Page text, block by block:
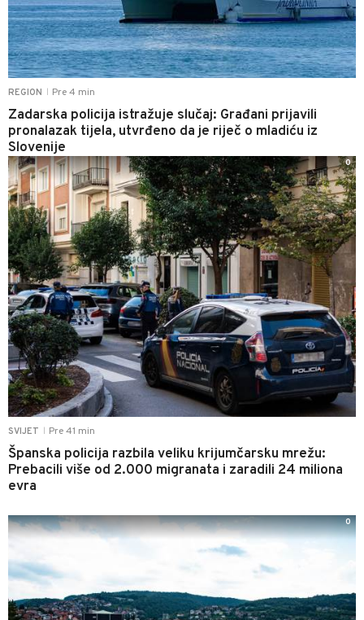
REGION Pre 4 min
Zadarska policija istražuje slučaj: Građani prijavili
pronalazak tijela, utvrđeno da je riječ o mladiću iz
Slovenije
SVIJET Pre 41 min
Španska policija razbila veliku krijumčarsku mrežu:
Prebacili više od 2.000 migranata i zaradili 24 miliona
evra
0
0